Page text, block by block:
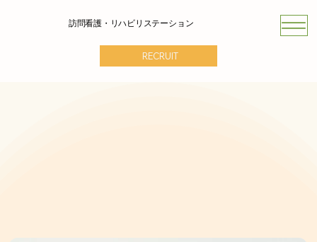
訪問看護・リハビリステーション
RECRUIT